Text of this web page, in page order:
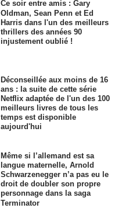
Ce soir entre amis : Gary
Oldman, Sean Penn et Ed
Harris dans l'un des meilleurs
thrillers des années 90
injustement oublié !
Déconseillée aux moins de 16
ans : la suite de cette série
Netflix adaptée de l'un des 100
meilleurs livres de tous les
temps est disponible
aujourd'hui
Même si l’allemand est sa
langue maternelle, Arnold
Schwarzenegger n’a pas eu le
droit de doubler son propre
personnage dans la saga
Terminator